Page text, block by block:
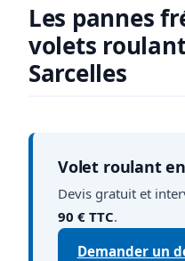
Les pannes
volets
Sarcelles
Volet roulant
Devis gratuit et
90 € TTC.
Demander un